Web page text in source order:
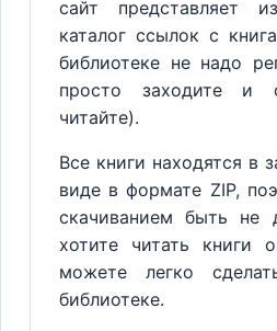
сайт представляет
каталог ссылок с
библиотеке не надо
просто заходите и
читайте).
Все книги находятся в
виде в формате ZIP,
скачиванием быть не
хотите читать книги
можете легко
библиотеке.